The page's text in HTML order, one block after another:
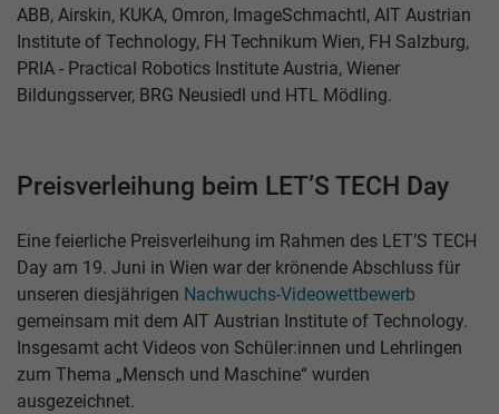
ABB, Airskin, KUKA, Omron, ImageSchmachtl, AIT Austrian
Institute of Technology, FH Technikum Wien, FH Salzburg,
PRIA - Practical Robotics Institute Austria, Wiener
Bildungsserver, BRG Neusiedl und HTL Mödling.
Preisverleihung beim LET’S TECH Day
Eine feierliche Preisverleihung im Rahmen des LET’S TECH
Day am 19. Juni in Wien war der krönende Abschluss für
unseren diesjährigen Nachwuchs-Videowettbewerb
gemeinsam mit dem AIT Austrian Institute of Technology.
Insgesamt acht Videos von Schüler:innen und Lehrlingen
zum Thema „Mensch und Maschine“ wurden
ausgezeichnet.